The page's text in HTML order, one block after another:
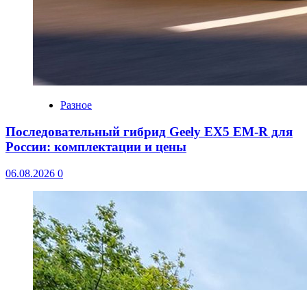
Разное
Последовательный гибрид Geely EX5 EM-R для
России: комплектации и цены
06.08.2026 0